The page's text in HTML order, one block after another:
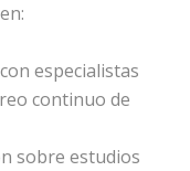
especialistas
continuo de
sobre estudios